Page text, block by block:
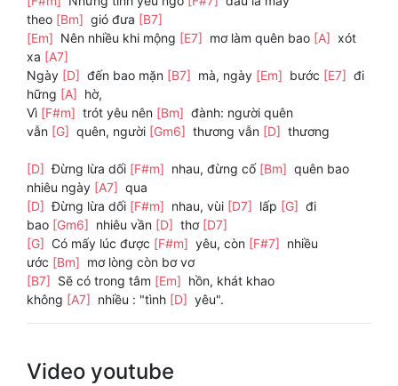
theo [Bm] gió đưa [B7]
[Em] Nên nhiều khi mộng [E7] mơ làm quên bao [A] xót
xa [A7]
Ngày [D] đến bao mặn [B7] mà, ngày [Em] bước [E7] đi
hững [A] hờ,
Vì [F#m] trót yêu nên [Bm] đành: người quên
vẫn [G] quên, người [Gm6] thương vẫn [D] thương
[D] Đừng lừa dối [F#m] nhau, đừng cố [Bm] quên bao
nhiêu ngày [A7] qua
[D] Đừng lừa dối [F#m] nhau, vùi [D7] lấp [G] đi
bao [Gm6] nhiêu vần [D] thơ [D7]
[G] Có mấy lúc được [F#m] yêu, còn [F#7] nhiều
ước [Bm] mơ lòng còn bơ vơ
[B7] Sẽ có trong tâm [Em] hồn, khát khao
không [A7] nhiều : "tình [D] yêu".
Video youtube